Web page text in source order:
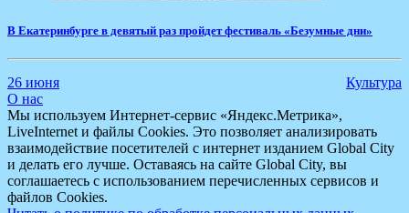
В Екатеринбурге в девятый раз пройдет фестиваль «Безумные дни»
26 июня
Культура
О нас
Мы используем Интернет-сервис «Яндекс.Метрика»,
LiveInternet и файлы Cookies. Это позволяет анализировать
взаимодействие посетителей с интернет изданием Global City
и делать его лучше. Оставаясь на сайте Global City, вы
соглашаетесь с использованием перечисленных сервисов и
файлов Cookies.